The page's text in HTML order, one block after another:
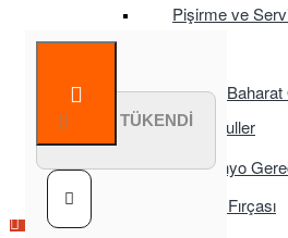
Pişirme ve
Tasarruflu Ampuller
Temizlik ve Banyo
Tuvalet Fırçası
STOK TÜKENDİ
Çok Satılan Ürün